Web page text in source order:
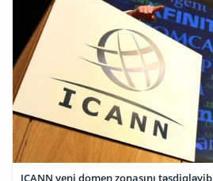
ICANN yeni domen zonasını təsdiqləyib